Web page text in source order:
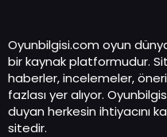
Oyunbilgisi.com oyun
bir kaynak platformudur.
haberler, incelemeler,
fazlası yer alıyor.
duyan herkesin ihtiyacını
sitedir.